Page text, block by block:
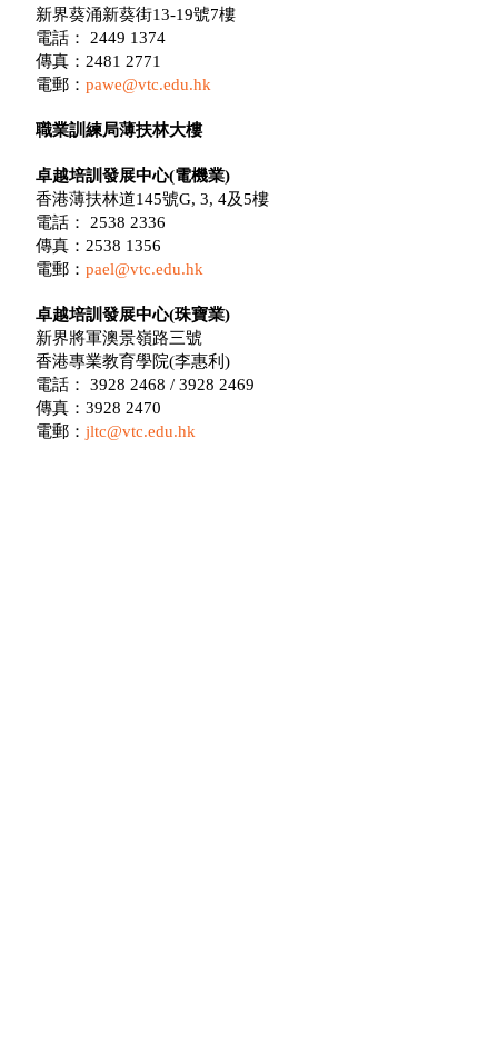
新界葵涌新葵街13-19號7樓
電話： 2449 1374
傳真：2481 2771
電郵： pawe@vtc.edu.hk
職業訓練局薄扶林大樓
卓越培訓發展中心(電機業)
香港薄扶林道145號G, 3, 4及5樓
電話： 2538 2336
傳真：2538 1356
電郵： pael@vtc.edu.hk
卓越培訓發展中心(珠寶業)
新界將軍澳景嶺路三號
香港專業教育學院(李惠利)
電話： 3928 2468 / 3928 2469
傳真：3928 2470
電郵： jltc@vtc.edu.hk